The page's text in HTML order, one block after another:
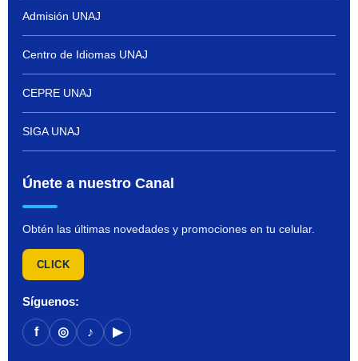
Admisión UNAJ
Centro de Idiomas UNAJ
CEPRE UNAJ
SIGA UNAJ
Únete a nuestro Canal
Obtén las últimas novedades y promociones en tu celular.
CLICK
Síguenos:
f ◎ ♪ ▶